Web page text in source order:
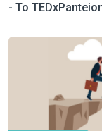
- Το